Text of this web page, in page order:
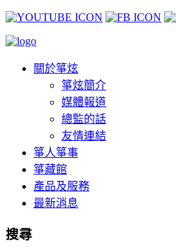
關於箏炫
箏炫簡介
媒體報道
總監的話
友情連結
箏人箏事
箏藏館
產品及服務
最新消息
搜尋